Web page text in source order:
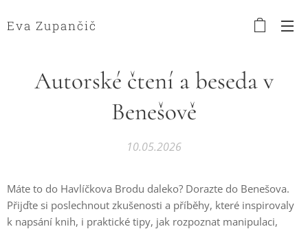
Eva Zupančič
Autorské čtení a beseda v
Benešově
10.05.2026
Máte to do Havlíčkova Brodu daleko? Dorazte do Benešova.
Přijďte si poslechnout zkušenosti a příběhy, které inspirovaly
k napsání knih, i praktické tipy, jak rozpoznat manipulaci,